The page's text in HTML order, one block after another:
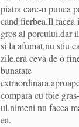
piatra care-o punea
cand fierbea.Il facea
gros al porcului.dar
si la afumat,nu stiu
zile.era ceva de o
bunatate
compara cu foie gras-
ul.nimeni nu facea
ea.